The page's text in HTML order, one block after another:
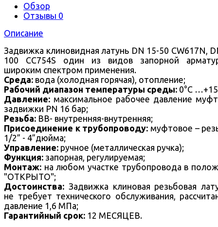
Обзор
Отзывы 0
Описание
Задвижка клиновидная латунь DN 15-50 CW617N,
100 CC754S один из видов запорной
широким спектром применения.
Среда: вода (холодная горячая), отопление;
Рабочий диапазон температуры среды: 0°С
Давление: максимальное рабочее давление
задвижки PN 16 бар;
Резьба: ВВ- внутренняя-внутренняя;
Присоединение к трубопроводу: муфтовое –
1/2” - 4”дюйма;
Управление: ручное (металлическая ручка);
Функция: запорная, регулируемая;
Монтаж: на любом участке трубопровода в
"ОТКРЫТО";
Достоинства: Задвижка клиновая резьбовая
не требует технического обслуживания,
давление 1,6 МПа;
Гарантийный срок: 12 МЕСЯЦЕВ.